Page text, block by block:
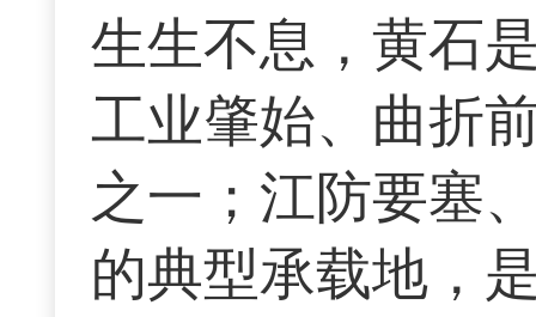
生生不息，黄石
工业肇始、曲折
之一；江防要塞
的典型承载地，